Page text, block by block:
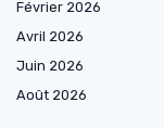
Février 2026
Avril 2026
Juin 2026
Août 2026